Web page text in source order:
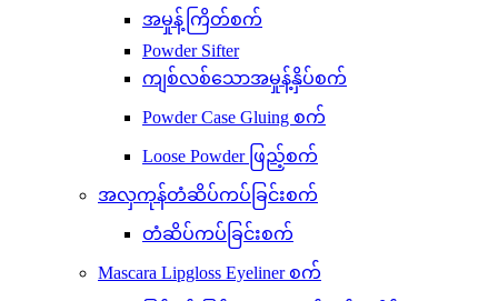
အမှုန့်ကြိတ်စက်
Powder Sifter
ကျစ်လစ်သောအမှုန့်နှိပ်စက်
Powder Case Gluing စက်
Loose Powder ဖြည့်စက်
အလှကုန်တံဆိပ်ကပ်ခြင်းစက်
တံဆိပ်ကပ်ခြင်းစက်
Mascara Lipgloss Eyeliner စက်